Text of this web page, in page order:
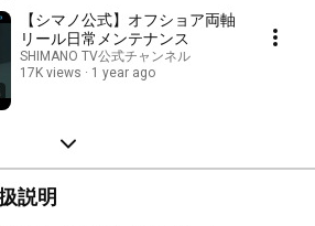
【シマノ公式】オフショア両軸
リール日常メンテナンス
SHIMANO TV公式チャンネル
17K views
1 year ago
説明